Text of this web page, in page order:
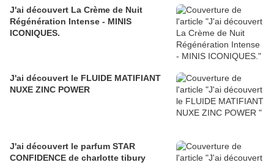
J'ai découvert La Crème de Nuit
Régénération Intense - MINIS
ICONIQUES.
J'ai découvert le FLUIDE MATIFIANT
NUXE ZINC POWER
J'ai découvert le parfum STAR
CONFIDENCE de charlotte tibury